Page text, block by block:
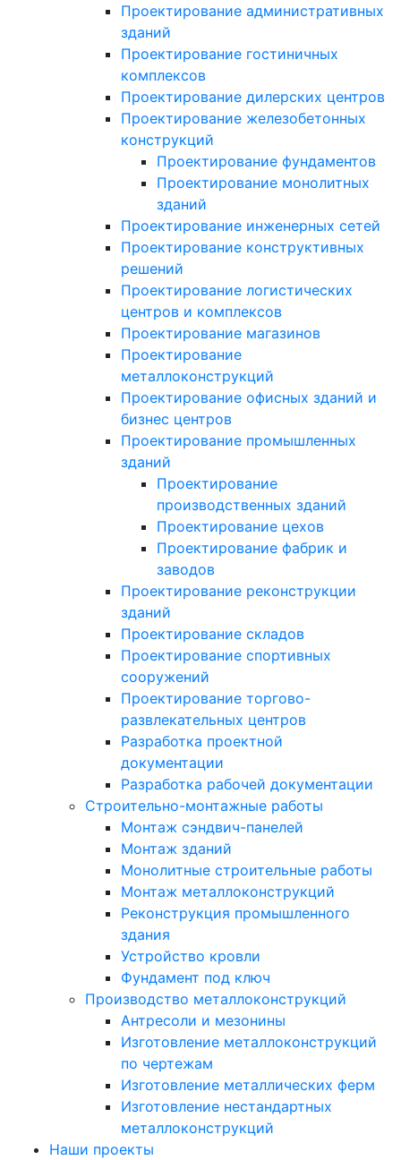
Проектирование административных
зданий
Проектирование гостиничных
комплексов
Проектирование дилерских центров
Проектирование железобетонных
конструкций
Проектирование фундаментов
Проектирование монолитных
зданий
Проектирование инженерных сетей
Проектирование конструктивных
решений
Проектирование логистических
центров и комплексов
Проектирование магазинов
Проектирование
металлоконструкций
Проектирование офисных зданий и
бизнес центров
Проектирование промышленных
зданий
Проектирование
производственных зданий
Проектирование цехов
Проектирование фабрик и
заводов
Проектирование реконструкции
зданий
Проектирование складов
Проектирование спортивных
сооружений
Проектирование торгово-
развлекательных центров
Разработка проектной
документации
Разработка рабочей документации
Строительно-монтажные работы
Монтаж сэндвич-панелей
Монтаж зданий
Монолитные строительные работы
Монтаж металлоконструкций
Реконструкция промышленного
здания
Устройство кровли
Фундамент под ключ
Производство металлоконструкций
Антресоли и мезонины
Изготовление металлоконструкций
по чертежам
Изготовление металлических ферм
Изготовление нестандартных
металлоконструкций
Наши проекты